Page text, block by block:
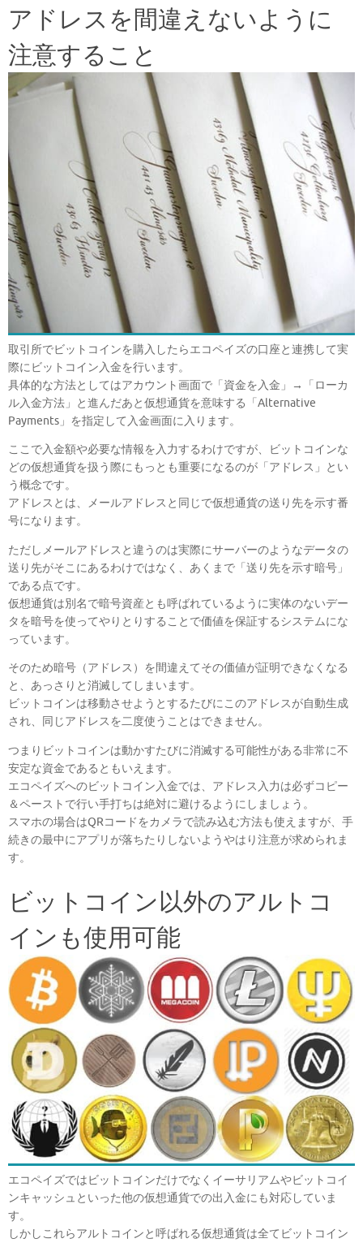
アドレスを間違えないように
注意すること
取引所でビットコインを購入したらエコペイズの口座と連携して実
際にビットコイン入金を行います。
具体的な方法としてはアカウント画面で「資金を入金」→「ローカ
ル入金方法」と進んだあと仮想通貨を意味する「Alternative
Payments」を指定して入金画面に入ります。
ここで入金額や必要な情報を入力するわけですが、ビットコインな
どの仮想通貨を扱う際にもっとも重要になるのが「アドレス」とい
う概念です。
アドレスとは、メールアドレスと同じで仮想通貨の送り先を示す番
号になります。
ただしメールアドレスと違うのは実際にサーバーのようなデータの
送り先がそこにあるわけではなく、あくまで「送り先を示す暗号」
である点です。
仮想通貨は別名で暗号資産とも呼ばれているように実体のないデー
タを暗号を使ってやりとりすることで価値を保証するシステムにな
っています。
そのため暗号（アドレス）を間違えてその価値が証明できなくなる
と、あっさりと消滅してしまいます。
ビットコインは移動させようとするたびにこのアドレスが自動生成
され、同じアドレスを二度使うことはできません。
つまりビットコインは動かすたびに消滅する可能性がある非常に不
安定な資金であるともいえます。
エコペイズへのビットコイン入金では、アドレス入力は必ずコピー
＆ペーストで行い手打ちは絶対に避けるようにしましょう。
スマホの場合はQRコードをカメラで読み込む方法も使えますが、手
続きの最中にアプリが落ちたりしないようやはり注意が求められま
す。
ビットコイン以外のアルトコ
インも使用可能
エコペイズではビットコインだけでなくイーサリアムやビットコイ
ンキャッシュといった他の仮想通貨での出入金にも対応していま
す。
しかしこれらアルトコインと呼ばれる仮想通貨は全てビットコイン